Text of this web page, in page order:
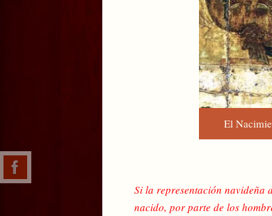
El
Si la representación navideña
nacido, por parte de los